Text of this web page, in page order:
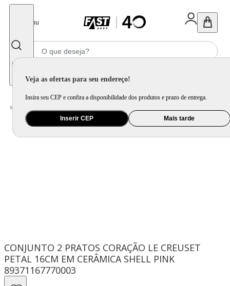
Menu
Veja as ofertas para seu endereço!
Insira seu CEP e confira a disponibilidade dos produtos e prazo de entrega.
Inserir CEP Mais tarde
Home
CONJUNTO 2 PRATOS CORAÇÃO LE CREUSET
PETAL 16CM EM CERÂMICA SHELL PINK
89371167770003